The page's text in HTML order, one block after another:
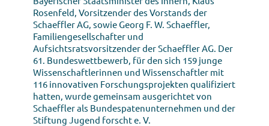
Rosenfeld, Vorsitzender des Vorstands der
Schaeffler AG, sowie Georg F. W. Schaeffler,
Familiengesellschafter und
Aufsichtsratsvorsitzender der Schaeffler AG. Der
61. Bundeswettbewerb, für den sich 159 junge
Wissenschaftlerinnen und Wissenschaftler mit
116 innovativen Forschungsprojekten qualifiziert
hatten, wurde gemeinsam ausgerichtet von
Schaeffler als Bundespatenunternehmen und der
Stiftung Jugend forscht e. V.